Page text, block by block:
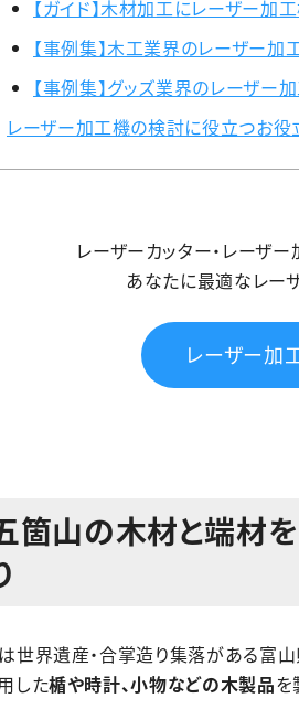
【ガイド】木材加工にレーザー加
【事例集】木工業界のレーザー加
【事例集】グッズ業界のレーザー
レーザー加工機の検討に役立つお役
レーザーカッター・レーザ
あなたに最適なレー
レーザー加
箇山の木材と端材
世界遺産・合掌造り集落がある富
した楯や時計、小物などの木製品を